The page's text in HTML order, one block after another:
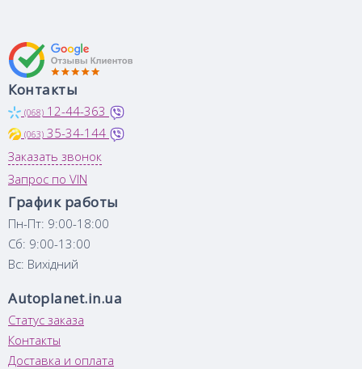
Контакты
(068) 12-44-363
(063) 35-34-144
Заказать звонок
Запрос по VIN
График работы
Пн-Пт: 9:00-18:00
Сб: 9:00-13:00
Вс: Вихідний
Autoplanet.in.ua
Статус заказа
Контакты
Доставка и оплата